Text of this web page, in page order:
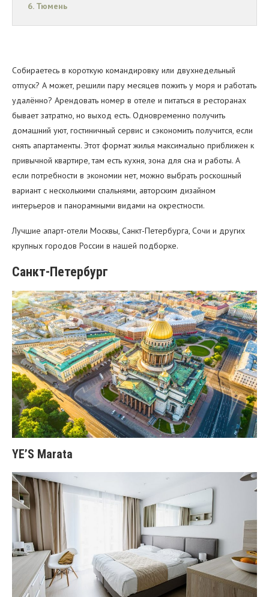
Тюмень
South Mirror Residence
«Архитектор»
Адлер
Center Plaza
«Searent Мадрид Парк 2»
Новосибирск
«Гостиниц net»
Красноярск
Krasstalker
Intermark Residence
Vertical Boutique
«Точка»
Собираетесь в короткую командировку или двухнедельный
отпуск? А может, решили пару месяцев пожить у моря и работать
удалённо? Арендовать номер в отеле и питаться в ресторанах
бывает затратно, но выход есть. Одновременно получить
домашний уют, гостиничный сервис и сэкономить получится, если
снять апартаменты. Этот формат жилья максимально приближен к
привычной квартире, там есть кухня, зона для сна и работы. А
если потребности в экономии нет, можно выбрать роскошный
вариант с несколькими спальнями, авторским дизайном
интерьеров и панорамными видами на окрестности.
Лучшие апарт-отели Москвы, Санкт-Петербурга, Сочи и других
крупных городов России в нашей подборке.
Санкт-Петербург
YE’S Marata